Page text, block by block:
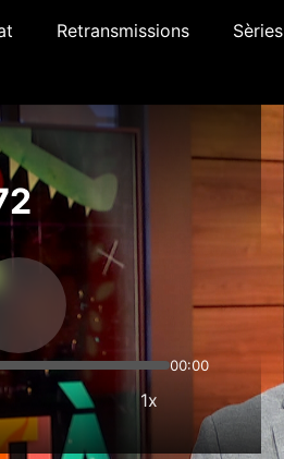
Retransmissions Sèries
00:00
1x